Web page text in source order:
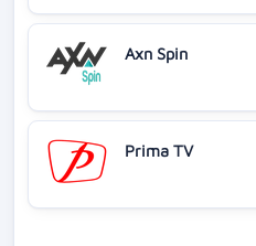
Axn Spin
Prima TV